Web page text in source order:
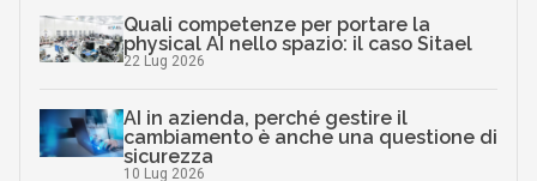
Quali competenze per portare la
physical AI nello spazio: il caso Sitael
22 Lug 2026
AI in azienda, perché gestire il
cambiamento è anche una questione di
sicurezza
10 Lug 2026